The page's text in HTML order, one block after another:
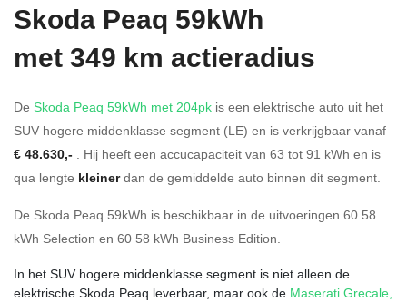
Skoda Peaq 59kWh
met 349 km actieradius
De Skoda Peaq 59kWh met 204pk is een elektrische auto uit het
SUV hogere middenklasse segment (LE) en is verkrijgbaar vanaf
€ 48.630,- . Hij heeft een accucapaciteit van 63 tot 91 kWh en is
qua lengte kleinerdan de gemiddelde auto binnen dit segment.
De Skoda Peaq 59kWh is beschikbaar in de uitvoeringen 60 58
kWh Selection en 60 58 kWh Business Edition.
In het SUV hogere middenklasse segment is niet alleen de
elektrische Skoda Peaq leverbaar, maar ook de Maserati Grecale,